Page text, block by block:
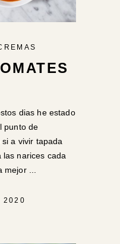
dias he estado
punto de
a vivir tapada
narices cada
mejor
2020